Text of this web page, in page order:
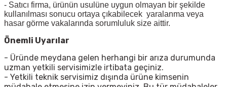
- Satıcı firma, ürünün usulüne uygun olmayan bir şekilde
kullanılması sonucu ortaya çıkabilecek yaralanma veya
hasar görme vakalarında sorumluluk size aittir.
Önemli Uyarılar
- Üründe meydana gelen herhangi bir arıza durumunda
uzman yetkili servisimizle irtibata geçiniz.
- Yetkili teknik servisimiz dışında ürüne kimsenin